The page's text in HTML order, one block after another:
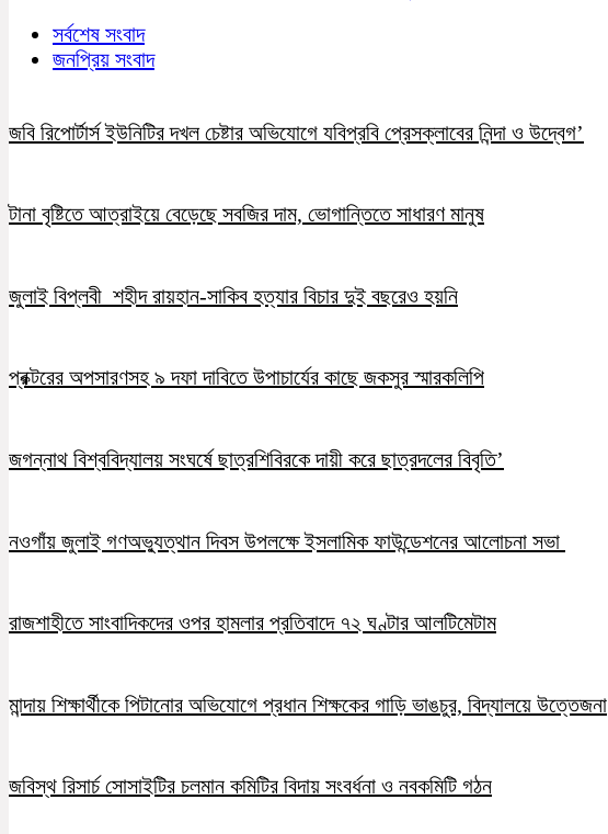
সর্বশেষ সংবাদ
জনপ্রিয় সংবাদ
জবি রিপোর্টার্স ইউনিটির দখল চেষ্টার অভিযোগে যবিপ্রবি প্রেসক্লাবের নিন্দা ও উদ্বেগ’
টানা বৃষ্টিতে আত্রাইয়ে বেড়েছে সবজির দাম, ভোগান্তিতে সাধারণ মানুষ
জুলাই বিপ্লবী শহীদ রায়হান-সাকিব হত্যার বিচার দুই বছরেও হয়নি
প্রক্টরের অপসারণসহ ৯ দফা দাবিতে উপাচার্যের কাছে জকসুর স্মারকলিপি
জগন্নাথ বিশ্ববিদ্যালয় সংঘর্ষে ছাত্রশিবিরকে দায়ী করে ছাত্রদলের বিবৃতি’
নওগাঁয় জুলাই গণঅভ্যুত্থান দিবস উপলক্ষে ইসলামিক ফাউন্ডেশনের আলোচনা সভা
রাজশাহীতে সাংবাদিকদের ওপর হামলার প্রতিবাদে ৭২ ঘণ্টার আলটিমেটাম
মান্দায় শিক্ষার্থীকে পিটানোর অভিযোগে প্রধান শিক্ষকের গাড়ি ভাঙচুর, বিদ্যালয়ে উত্তেজনা
জবিস্থ রিসার্চ সোসাইটির চলমান কমিটির বিদায় সংবর্ধনা ও নবকমিটি গঠন